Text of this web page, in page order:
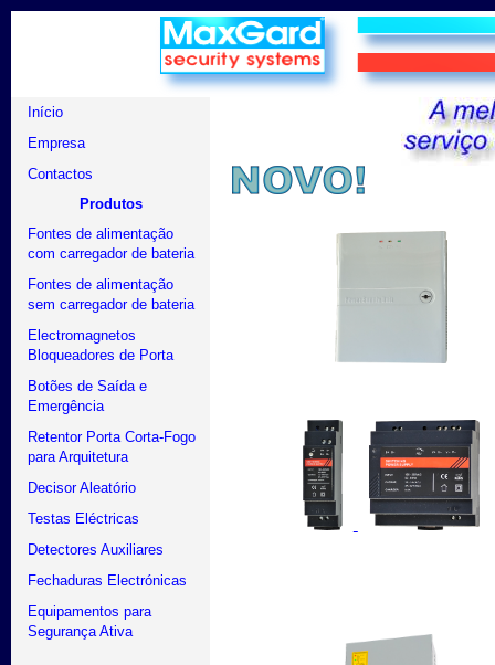
Início
Empresa
Contactos
Produtos
Fontes de alimentação
com carregador de bateria
Fontes de alimentação
sem carregador de bateria
Electromagnetos
Bloqueadores de Porta
Botões de Saída e
Emergência
Retentor Porta Corta-Fogo
para Arquitetura
Decisor Aleatório
Testas Eléctricas
Detectores Auxiliares
Fechaduras Electrónicas
Equipamentos para
Segurança Ativa